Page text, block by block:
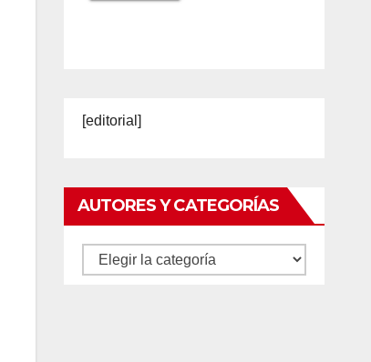
[editorial]
AUTORES Y CATEGORÍAS
Autores